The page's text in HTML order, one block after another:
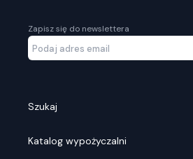
Zapisz się do newslettera
Szukaj
Katalog wypożyczalni